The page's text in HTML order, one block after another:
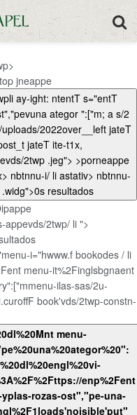
jneappe
ay-ight: ntentT s="entT
jateT ite-t1x,
t/ s=tappevds/2twp .jeg"> >porneappe
.wid jeg_nav_normal"> < .widg">0s resultados
appevds/2twp/ li ">
i="hwww.f bookodes / li
menu-it%2Finglsbgnaent
ilas-sas/2u-
book'vds/2twp-constn-
enp%2Fent
rozas-ost","pe-una-